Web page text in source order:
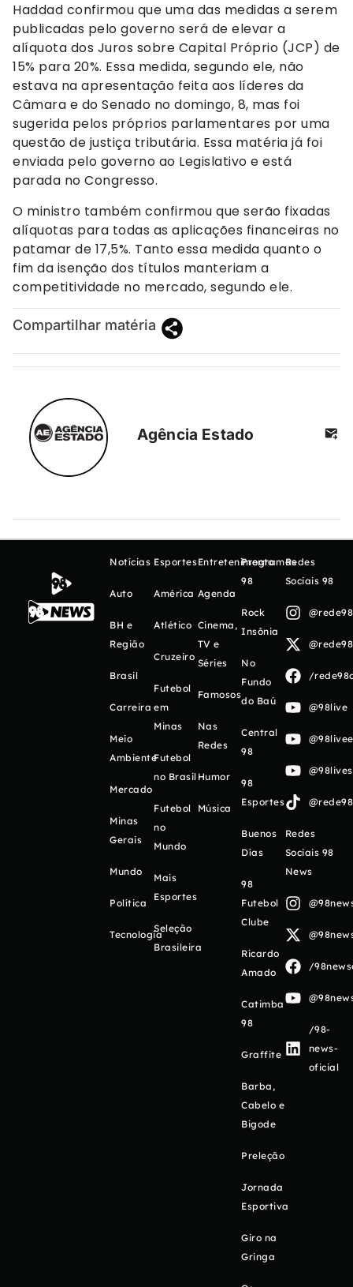
Haddad confirmou que uma das medidas a serem
publicadas pelo governo será de elevar a
alíquota dos Juros sobre Capital Próprio (JCP) de
15% para 20%. Essa medida, segundo ele, não
estava na apresentação feita aos líderes da
Câmara e do Senado no domingo, 8, mas foi
sugerida pelos próprios parlamentares por uma
questão de justiça tributária. Essa matéria já foi
enviada pelo governo ao Legislativo e está
parada no Congresso.
O ministro também confirmou que serão fixadas
alíquotas para todas as aplicações financeiras no
patamar de 17,5%. Tanto essa medida quanto o
fim da isenção dos títulos manteriam a
competitividade no mercado, segundo ele.
Compartilhar matéria
Agência Estado
Notícias
Auto
BH e
Região
Brasil
Carreira
Meio
Ambiente
Mercado
Minas
Gerais
Mundo
Política
Tecnologia
Esportes
América
Atlético
Cruzeiro
Futebol
em
Minas
Futebol
no Brasil
Futebol
no
Mundo
Mais
Esportes
Seleção
Brasileira
Entretenimento
Agenda
Cinema,
TV e
Séries
Famosos
Nas
Redes
Humor
Música
Programas
98
Rock
Insônia
No
Fundo
do Baú
Central
98
98
Esportes
Buenos
Días
98
Futebol
Clube
Ricardo
Amado
Catimba
98
Graffite
Barba,
Cabelo e
Bigode
Preleção
Jornada
Esportiva
Giro na
Gringa
Redes
Sociais 98
/
@98live
Redes
Sociais 98
News
/
/98-
news-
oficial